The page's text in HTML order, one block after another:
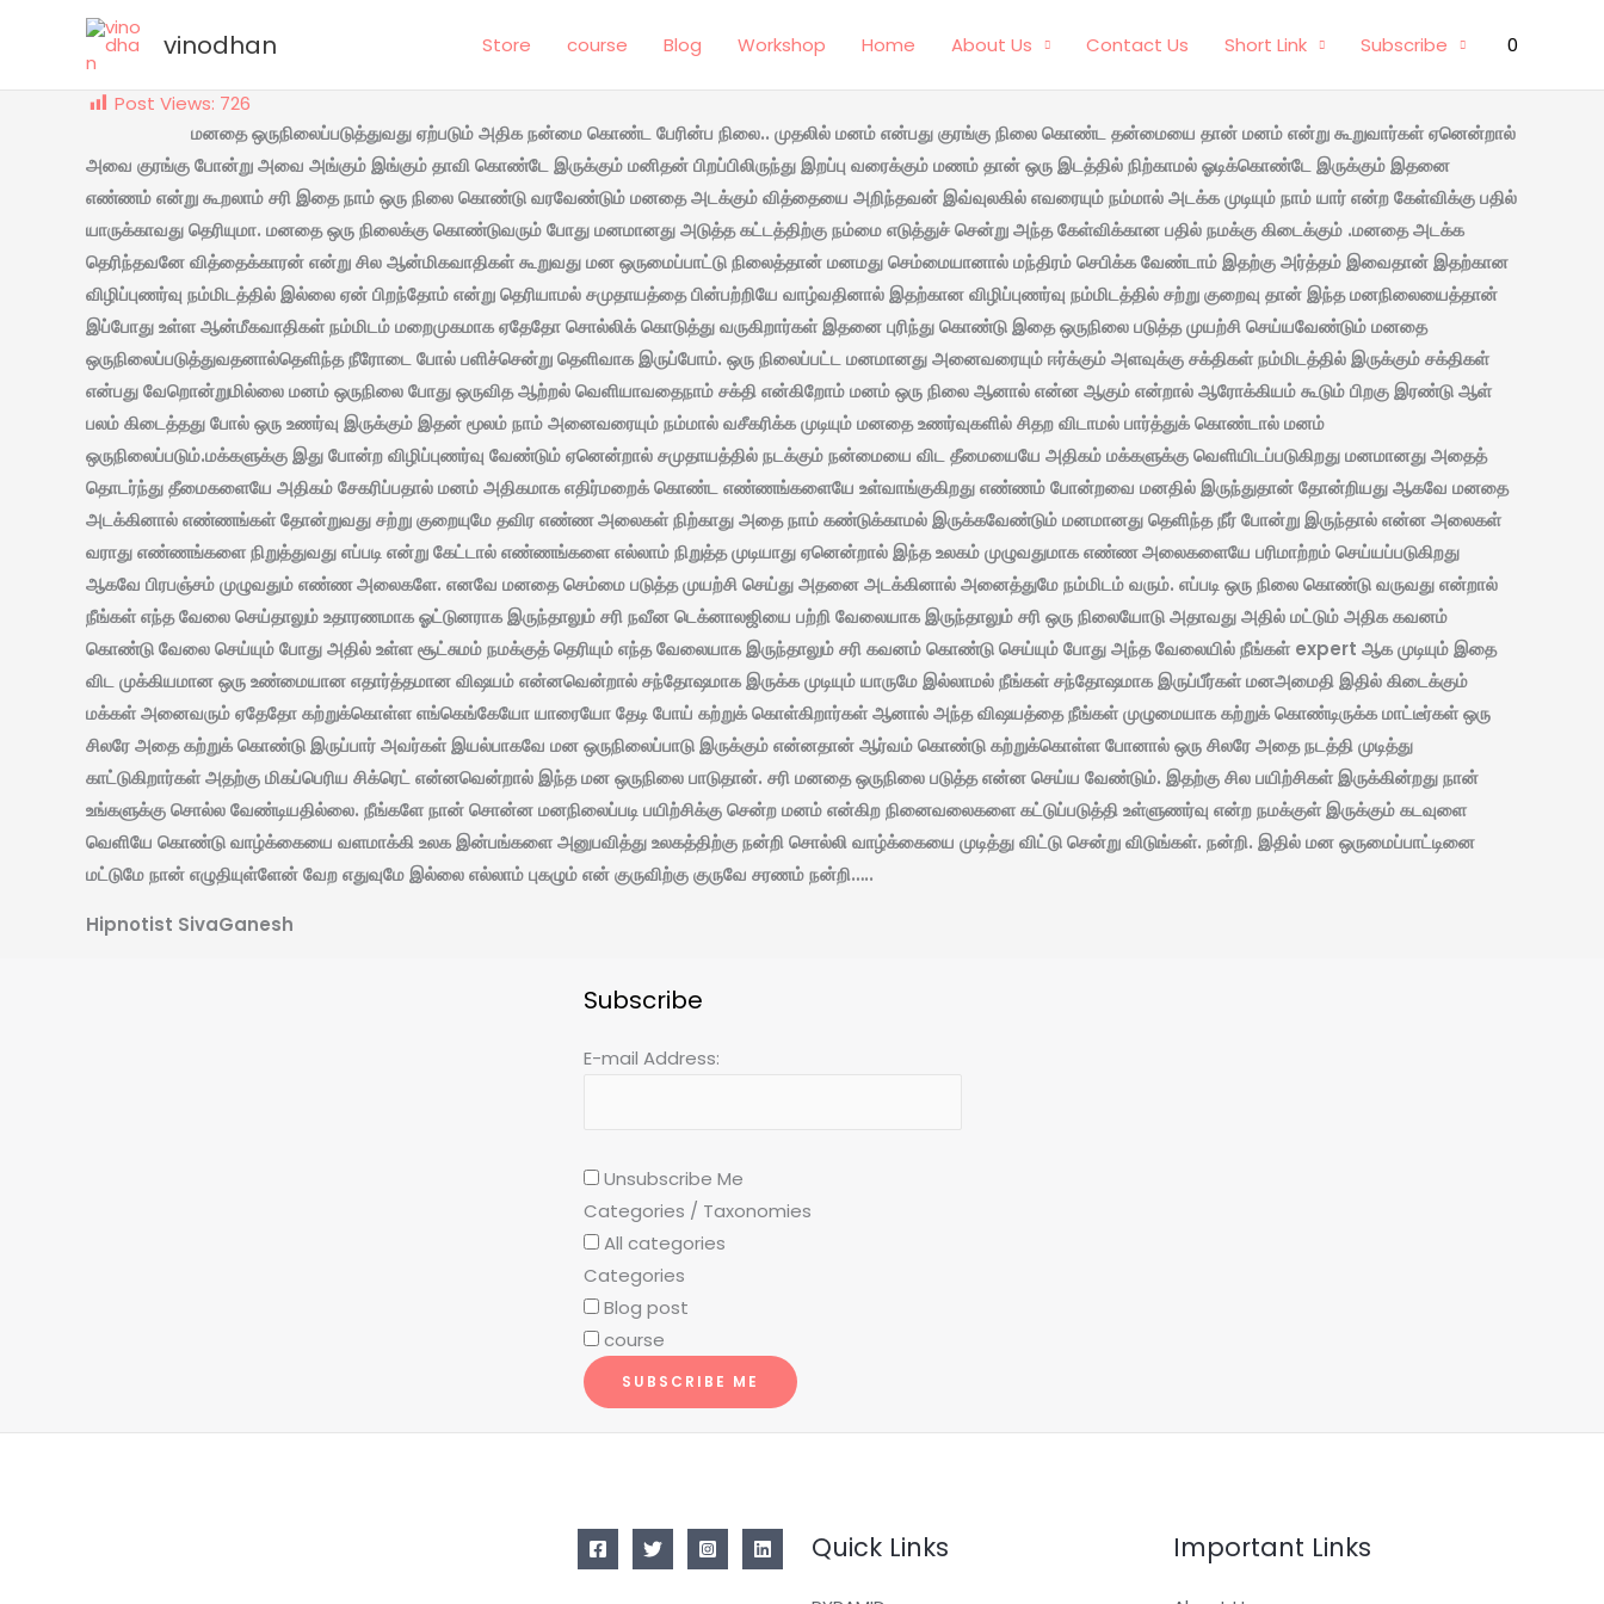
vinodhan Store course Blog Workshop Home About Us Contact Us Short Link Subscribe 0
Post Views: 726
மனதை ஒருநிலைப்படுத்துவது ஏற்படும் அதிக நன்மை கொண்ட பேரின்ப நிலை.. முதலில் மனம் என்பது குரங்கு நிலை கொண்ட தன்மையை தான் மனம் என்று கூறுவார்கள் ஏனென்றால்
அவை குரங்கு போன்று அவை அங்கும் இங்கும் தாவி கொண்டே இருக்கும் மனிதன் பிறப்பிலிருந்து இறப்பு வரைக்கும் மணம் தான் ஒரு இடத்தில் நிற்காமல் ஓடிக்கொண்டே இருக்கும் இதனை
எண்ணம் என்று கூறலாம் சரி இதை நாம் ஒரு நிலை கொண்டு வரவேண்டும் மனதை அடக்கும் வித்தையை அறிந்தவன் இவ்வுலகில் எவரையும் நம்மால் அடக்க முடியும் நாம் யார் என்ற கேள்விக்கு பதில்
யாருக்காவது தெரியுமா. மனதை ஒரு நிலைக்கு கொண்டுவரும் போது மனமானது அடுத்த கட்டத்திற்கு நம்மை எடுத்துச் சென்று அந்த கேள்விக்கான பதில் நமக்கு கிடைக்கும் .மனதை அடக்க
தெரிந்தவனே வித்தைக்காரன் என்று சில ஆன்மிகவாதிகள் கூறுவது மன ஒருமைப்பாட்டு நிலைத்தான் மனமது செம்மையானால் மந்திரம் செபிக்க வேண்டாம் இதற்கு அர்த்தம் இவைதான் இதற்கான
விழிப்புணர்வு நம்மிடத்தில் இல்லை ஏன் பிறந்தோம் என்று தெரியாமல் சமுதாயத்தை பின்பற்றியே வாழ்வதினால் இதற்கான விழிப்புணர்வு நம்மிடத்தில் சற்று குறைவு தான் இந்த மனநிலையைத்தான்
இப்போது உள்ள ஆன்மீகவாதிகள் நம்மிடம் மறைமுகமாக ஏதேதோ சொல்லிக் கொடுத்து வருகிறார்கள் இதனை புரிந்து கொண்டு இதை ஒருநிலை படுத்த முயற்சி செய்யவேண்டும் மனதை
ஒருநிலைப்படுத்துவதனால்தெளிந்த நீரோடை போல் பளிச்சென்று தெளிவாக இருப்போம்‌‌. ஒரு நிலைப்பட்ட மனமானது அனைவரையும் ஈர்க்கும் அளவுக்கு சக்திகள் நம்மிடத்தில் இருக்கும் சக்திகள்
என்பது வேறொன்றுமில்லை மனம் ஒருநிலை போது ஒருவித ஆற்றல் வெளியாவதைநாம் சக்தி என்கிறோம் மனம் ஒரு நிலை ஆனால் என்ன ஆகும் என்றால் ஆரோக்கியம் கூடும் பிறகு இரண்டு ஆள்
பலம் கிடைத்தது போல் ஒரு உணர்வு இருக்கும் இதன் மூலம் நாம் அனைவரையும் நம்மால் வசீகரிக்க முடியும் மனதை உணர்வுகளில் சிதற விடாமல் பார்த்துக் கொண்டால் மனம்
ஒருநிலைப்படும்.மக்களுக்கு இது போன்ற விழிப்புணர்வு வேண்டும் ஏனென்றால் சமுதாயத்தில் நடக்கும் நன்மையை விட தீமையையே அதிகம் மக்களுக்கு வெளியிடப்படுகிறது மனமானது அதைத்
தொடர்ந்து தீமைகளையே அதிகம் சேகரிப்பதால் மனம் அதிகமாக எதிர்மறைக் கொண்ட எண்ணங்களையே உள்வாங்குகிறது எண்ணம் போன்றவை மனதில் இருந்துதான் தோன்றியது ஆகவே மனதை
அடக்கினால் எண்ணங்கள் தோன்றுவது சற்று குறையுமே தவிர எண்ண அலைகள் நிற்காது அதை நாம் கண்டுக்காமல் இருக்கவேண்டும் மனமானது தெளிந்த நீர் போன்று இருந்தால் என்ன அலைகள்
வராது எண்ணங்களை நிறுத்துவது எப்படி என்று கேட்டால் எண்ணங்களை எல்லாம் நிறுத்த முடியாது ஏனென்றால் இந்த உலகம் முழுவதுமாக எண்ண அலைகளையே பரிமாற்றம் செய்யப்படுகிறது
ஆகவே பிரபஞ்சம் முழுவதும் எண்ண அலைகளே. எனவே மனதை செம்மை படுத்த முயற்சி செய்து அதனை அடக்கினால் அனைத்துமே நம்மிடம் வரும். எப்படி ஒரு நிலை கொண்டு வருவது என்றால்
நீங்கள் எந்த வேலை செய்தாலும் உதாரணமாக ஓட்டுனராக இருந்தாலும் சரி நவீன டெக்னாலஜியை பற்றி வேலையாக இருந்தாலும் சரி ஒரு நிலையோடு அதாவது அதில் மட்டும் அதிக கவனம்
கொண்டு வேலை செய்யும் போது அதில் உள்ள சூட்சுமம் நமக்குத் தெரியும் எந்த வேலையாக இருந்தாலும் சரி கவனம் கொண்டு செய்யும் போது அந்த வேலையில் நீங்கள் expert ஆக முடியும் இதை
விட முக்கியமான ஒரு உண்மையான எதார்த்தமான விஷயம் என்னவென்றால் சந்தோஷமாக இருக்க முடியும் யாருமே இல்லாமல் நீங்கள் சந்தோஷமாக இருப்பீர்கள் மனஅமைதி இதில் கிடைக்கும்
மக்கள் அனைவரும் ஏதேதோ கற்றுக்கொள்ள எங்கெங்கேயோ யாரையோ தேடி போய் கற்றுக் கொள்கிறார்கள் ஆனால் அந்த விஷயத்தை நீங்கள் முழுமையாக கற்றுக் கொண்டிருக்க மாட்டீர்கள் ஒரு
சிலரே அதை கற்றுக் கொண்டு இருப்பார் அவர்கள் இயல்பாகவே மன ஒருநிலைப்பாடு இருக்கும் என்னதான் ஆர்வம் கொண்டு கற்றுக்கொள்ள போனால் ஒரு சிலரே அதை நடத்தி முடித்து
காட்டுகிறார்கள் அதற்கு மிகப்பெரிய சிக்ரெட் என்னவென்றால் இந்த மன ஒருநிலை பாடுதான். சரி மனதை ஒருநிலை படுத்த என்ன செய்ய வேண்டும். இதற்கு சில பயிற்சிகள் இருக்கின்றது நான்
உங்களுக்கு சொல்ல வேண்டியதில்லை. நீங்களே நான் சொன்ன மனநிலைப்படி பயிற்சிக்கு சென்ற மனம் என்கிற நினைவலைகளை கட்டுப்படுத்தி உள்ளுணர்வு என்ற நமக்குள் இருக்கும் கடவுளை
வெளியே கொண்டு வாழ்க்கையை வளமாக்கி உலக இன்பங்களை அனுபவித்து உலகத்திற்கு நன்றி சொல்லி வாழ்க்கையை முடித்து விட்டு சென்று விடுங்கள். நன்றி‌. இதில் மன ஒருமைப்பாட்டினை
மட்டுமே நான் எழுதியுள்ளேன் வேற எதுவுமே இல்லை எல்லாம் புகழும் என் குருவிற்கு குருவே சரணம் நன்றி…..
Hipnotist SivaGanesh
Subscribe
E-mail Address:
Unsubscribe Me
Categories / Taxonomies
All categories
Categories
Blog post
course
SUBSCRIBE ME
Quick Links Important Links